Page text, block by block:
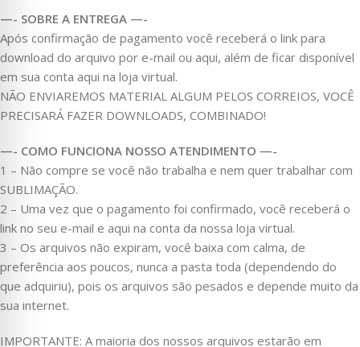
—- SOBRE A ENTREGA —-
Após confirmação de pagamento você receberá o link para
download do arquivo por e-mail ou aqui, além de ficar disponível
em sua conta aqui na loja virtual.
NÃO ENVIAREMOS MATERIAL ALGUM PELOS CORREIOS, VOCÊ
PRECISARÁ FAZER DOWNLOADS, COMBINADO!
—- COMO FUNCIONA NOSSO ATENDIMENTO —-
1 – Não compre se você não trabalha e nem quer trabalhar com
SUBLIMAÇÃO.
2 – Uma vez que o pagamento foi confirmado, você receberá o
link no seu e-mail e aqui na conta da nossa loja virtual.
3 – Os arquivos não expiram, você baixa com calma, de
preferência aos poucos, nunca a pasta toda (dependendo do
que adquiriu), pois os arquivos são pesados e depende muito da
sua internet.
IMPORTANTE: A maioria dos nossos arquivos estarão em